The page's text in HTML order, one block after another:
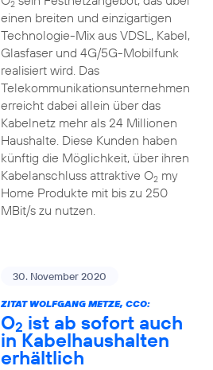
2
einen breiten und einzigartigen
Technologie-Mix aus VDSL, Kabel,
Glasfaser und 4G/5G-Mobilfunk
realisiert wird. Das
Telekommunikationsunternehmen
erreicht dabei allein über das
Kabelnetz mehr als 24 Millionen
Haushalte. Diese Kunden haben
künftig die Möglichkeit, über ihren
Kabelanschluss attraktive O2my
Home Produkte mit bis zu 250
MBit/s zu nutzen.
30. November 2020
ZITAT WOLFGANG METZE, CCO:
O2 ist ab sofort auch
in Kabelhaushalten
erhältlich